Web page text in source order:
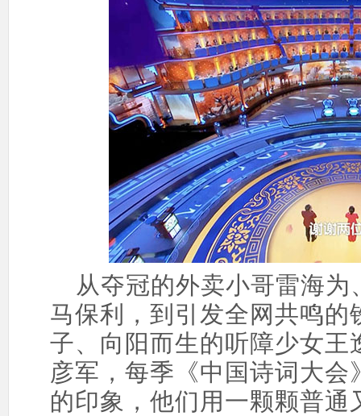
从夺冠的外卖小哥雷海
马保利，到引发全网共鸣
子、向阳而生的听障少女
彦军，每季《中国诗词大
的印象，他们用一颗颗普通